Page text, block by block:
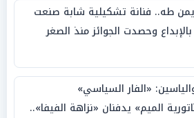
أيمن طه.. فنانة تشكيلية شابة صنعت
وحصدت الجوائز منذ الصغر
«الفار السياسي»
الميم» يدفنان «نزاهة الفيفا»..